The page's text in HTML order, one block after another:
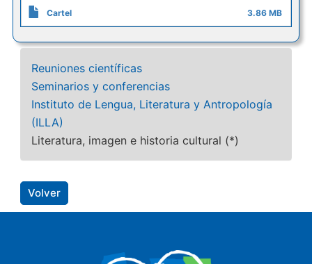
Cartel 3.86 MB
Reuniones científicas
Seminarios y conferencias
Instituto de Lengua, Literatura y Antropología
(ILLA)
Literatura, imagen e historia cultural (*)
Volver